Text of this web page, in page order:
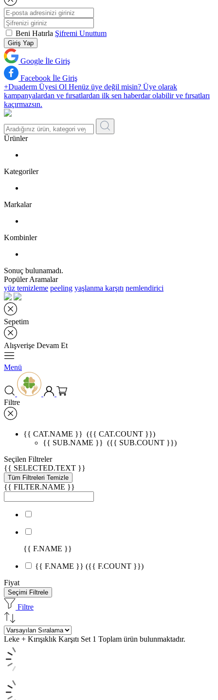
Beni Hatırla Şifremi Unuttum
Giriş Yap
Google İle Giriş
Facebook İle Giriş
+Duaderm Üyesi Ol Henüz üye değil misin? Üye olarak
kampanyalardan ve fırsatlardan ilk sen haberdar olabilir ve fırsatları
kaçırmazsın.
Ürünler
Kategoriler
Markalar
Kombinler
Sonuç bulunamadı.
Popüler Aramalar
yüz temizleme peeling yaşlanma karşıtı nemlendirici
Sepetim
Alışverişe Devam Et
Menü
Filtre
{{ CAT.NAME }} ({{ CAT.COUNT }})
{{ SUB.NAME }} ({{ SUB.COUNT }})
Seçilen Filtreler
{{ SELECTED.TEXT }}
Tüm Filtreleri Temizle
{{ FILTER.NAME }}
{{ F.NAME }}
{{ F.NAME }} ({{ F.COUNT }})
Fiyat
Seçimi Filtrele
Filtre
Leke + Kırışıklık Karşıtı Set 1 Toplam ürün bulunmaktadır.